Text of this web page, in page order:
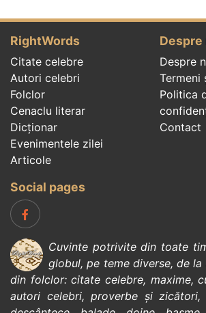
RightWords
Citate celebre
Autori celebri
Folclor
Cenaclu literar
Dicționar
Evenimentele zilei
Articole
Despre
Despre
Termeni
Politica
Contact
Social pages
Cuvinte potrivite din toate
globul, pe teme diverse, de la
din folclor:citate celebre, maxime,
autori celebri,proverbe și zicători,